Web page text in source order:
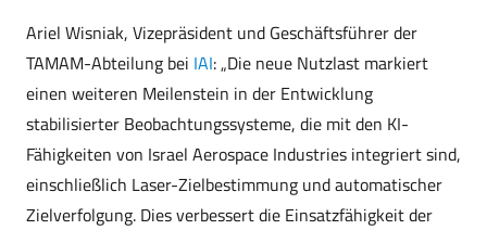
Ariel Wisniak, Vizepräsident und Geschäftsführer der
TAMAM-Abteilung bei IAI: „Die neue Nutzlast markiert
einen weiteren Meilenstein in der Entwicklung
stabilisierter Beobachtungssysteme, die mit den KI-
Fähigkeiten von Israel Aerospace Industries integriert sind,
einschließlich Laser-Zielbestimmung und automatischer
Zielverfolgung. Dies verbessert die Einsatzfähigkeit der